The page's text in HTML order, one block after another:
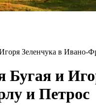
Зеленчука в Ивано-
и
и Петрос